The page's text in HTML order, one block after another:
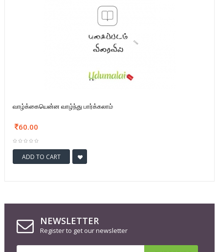
வாழ்க்கையென்ன வாழ்ந்து பார்க்கலாம்
60.00
ADD TO CART
NEWSLETTER
Register to get our newsletter